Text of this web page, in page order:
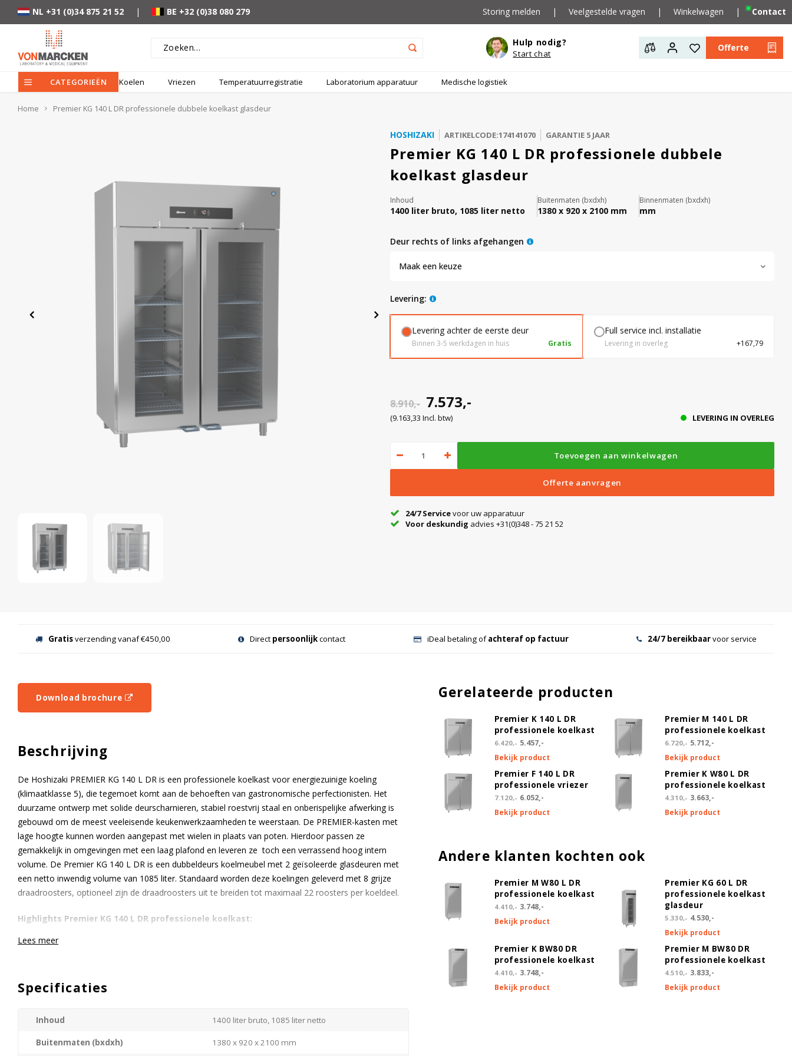
NL +31 (0)34 875 21 52 | BE +32 (0)38 080 279 Storing melden | Veelgestelde vragen | Winkelwagen | Contact
Hulp nodig?
Start chat
Offerte
CATEGORIEËN Koelen Vriezen Temperatuurregistratie Laboratorium apparatuur Medische logistiek
Home Premier KG 140 L DR professionele dubbele koelkast glasdeur
HOSHIZAKI ARTIKELCODE:174141070 GARANTIE 5 JAAR
Premier KG 140 L DR professionele dubbele
koelkast glasdeur
Inhoud
1400 liter bruto, 1085 liter netto
Buitenmaten (bxdxh)
1380 x 920 x 2100 mm
Binnenmaten (bxdxh)
mm
deur rechts of links afgehangen
Maak een keuze
levering:
Levering achter de eerste deur
Binnen 3-5 werkdagen in huis Gratis
Full service incl. installatie
Levering in overleg +167,79
8.910,- 7.573,-
(9.163,33 Incl. btw) LEVERING IN OVERLEG
Toevoegen aan winkelwagen
Offerte aanvragen
24/7 Servicevoor uw apparatuur
Voor deskundig advies +31(0)348 - 75 21 52
Gratisverzending vanaf €450,00 Direct persoonlijkcontact iDeal betaling ofachteraf op factuur 24/7 bereikbaarvoor service
Download brochure
Beschrijving
De Hoshizaki PREMIER KG 140 L DR is een professionele koelkast voor energiezuinige koeling
(klimaatklasse 5), die tegemoet komt aan de behoeften van gastronomische perfectionisten. Het
duurzame ontwerp met solide deurscharnieren, stabiel roestvrij staal en onberispelijke afwerking is
gebouwd om de meest veeleisende keukenwerkzaamheden te weerstaan. De PREMIER-kasten met
lage hoogte kunnen worden aangepast met wielen in plaats van poten. Hierdoor passen ze
gemakkelijk in omgevingen met een laag plafond en leveren ze toch een verrassend hoog intern
volume. De Premier KG 140 L DR is een dubbeldeurs koelmeubel met 2 geïsoleerde glasdeuren met
een netto inwendig volume van 1085 liter. Standaard worden deze koelingen geleverd met 8 grijze
draadroosters, optioneel zijn de draadroosters uit te breiden tot maximaal 22 roosters per koeldeel.
Highlights Premier KG 140 L DR professionele koelkast:
Naadloze structuur voor gemakkelijk schoonmaken in de kast
Onderhoudsarme condensor zonder filter
Duidelijk display, ontworpen met het oog op eenvoudige reiniging
Automatische her verdamping van condenswater
Lees meer
Specificaties
Inhoud 1400 liter bruto, 1085 liter netto
Buitenmaten (bxdxh) 1380 x 920 x 2100 mm
Gerelateerde producten
Premier K 140 L DR
professionele koelkast
6.420,- 5.457,-
Bekijk product
Premier M 140 L DR
professionele koelkast
6.720,- 5.712,-
Bekijk product
Premier F 140 L DR
professionele vriezer
7.120,- 6.052,-
Bekijk product
Premier K W80 L DR
professionele koelkast
4.310,- 3.663,-
Bekijk product
Andere klanten kochten ook
Premier M W80 L DR
professionele koelkast
4.410,- 3.748,-
Bekijk product
Premier KG 60 L DR
professionele koelkast
glasdeur
5.330,- 4.530,-
Bekijk product
Premier K BW80 DR
professionele koelkast
4.410,- 3.748,-
Bekijk product
Premier M BW80 DR
professionele koelkast
4.510,- 3.833,-
Bekijk product